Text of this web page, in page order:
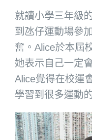
就讀小學三年級
到氹仔運動場參
奮。Alice於本屆
她表示自己一定
Alice覺得在校運
學習到很多運動